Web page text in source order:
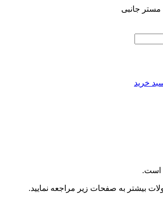
جانبی
خرید
است.
بیشتر به صفحات زیر مراجعه نمایید.